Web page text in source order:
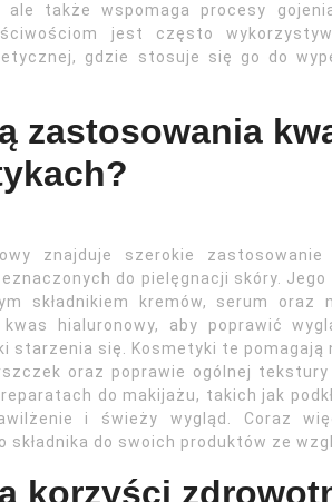
ale także wspomaga procesy
jest często
gdzie stosuje się go do
zastosowania
znajduje szerokie
do pielęgnacji skóry.
składnikiem kremów, serum oraz
kwas hialuronowy, aby poprawić
starzenia się. Kosmetyki te pomagają
oraz poprawie ogólnej
do makijażu, takich jak
i świeży wygląd. Coraz
składnika do swoich produktów ze
korzyści